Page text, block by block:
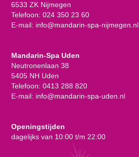
6533 ZK Nijmegen
Telefoon: 024 350 23 60
E-mail: info@mandarin-spa-nijmegen.nl
Mandarin-Spa Uden
Neutronenlaan 38
5405 NH Uden
Telefoon: 0413 288 820
E-mail: info@mandarin-spa-uden.nl
Openingstijden
dagelijks van 10:00 t/m 22:00